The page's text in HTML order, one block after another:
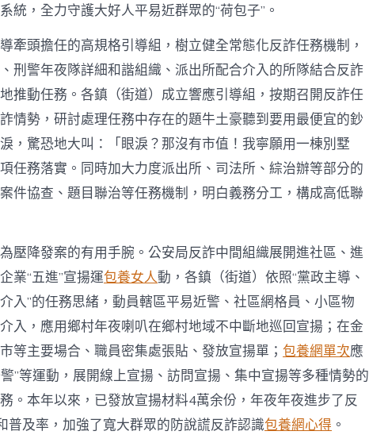
系統，全力守護大好人平易近群眾的“荷包子”。
牽頭擔任的高規格引導組，樹立健全常態化反詐任務機制，
刑警年夜隊詳細和諧組織、派出所配合介入的所隊結合反詐
推動任務。各鎮（街道）成立響應引導組，按期召開反詐任
情勢，研討處理任務中存在的題牛土豪聽到要用最便宜的鈔
，驚恐地大叫：「眼淚？那沒有市值！我寧願用一棟別墅
任務落實。同時加大力度派出所、司法所、綜治辦等部分的
件協查、題目聯治等任務機制，明白義務分工，構成高低聯
壓降發案的有用手腕。公安局反詐中間組織展開進社區、進
業“五進”宣揚運包養女人動，各鎮（街道）依照“黨政主導、
入”的任務思緒，動員轄區平易近警、社區網格員、小區物
入，應用鄉村年夜喇叭在鄉村地域不中斷地巡回宣揚；在金
等主要場合、職員密集處張貼、發放宣揚單； 包養網單次應
”等運動，展開線上宣揚、訪問宣揚、集中宣揚等多種情勢的
。本年以來，已發放宣揚材料4萬余份，年夜年夜進步了反
普及率，加強了寬大群眾的防說謊反詐認識包養網心得 。